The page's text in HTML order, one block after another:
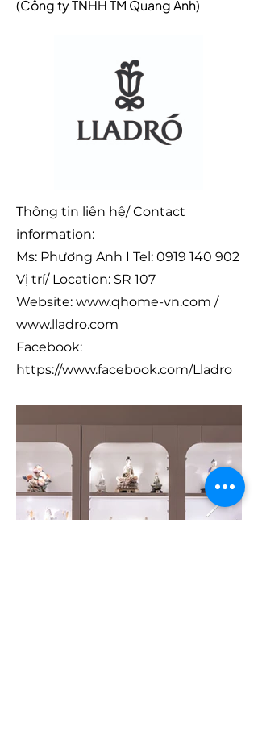
Thông tin liên hệ/ Contact
information:
Ms: Phương Anh I Tel: 0919 140 902
Vị trí/ Location: SR 107
Website: www.qhome-vn.com /
www.lladro.com
Facebook:
https://www.facebook.com/Lladro